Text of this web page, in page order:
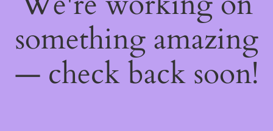
something amazing
— check back soon!